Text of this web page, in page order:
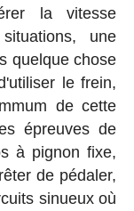
la vitesse
une
quelque chose
le frein,
de cette
épreuves de
à pignon fixe,
de pédaler,
sinueux où